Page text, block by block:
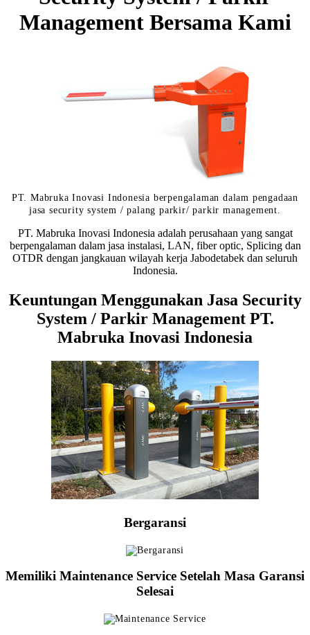
Management Bersama Kami
PT. Mabruka Inovasi Indonesia berpengalaman dalam pengadaan
jasa security system / palang parkir/ parkir management.
PT. Mabruka Inovasi Indonesia adalah perusahaan yang sangat
berpengalaman dalam jasa instalasi, LAN, fiber optic, Splicing dan
OTDR dengan jangkauan wilayah kerja Jabodetabek dan seluruh
Indonesia.
Keuntungan Menggunakan Jasa Security
System / Parkir Management PT.
Mabruka Inovasi Indonesia
Bergaransi
Memiliki Maintenance Service Setelah Masa Garansi
Selesai